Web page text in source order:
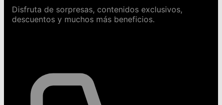
Disfruta de sorpresas, contenidos exclusivos,
descuentos y muchos más beneficios.